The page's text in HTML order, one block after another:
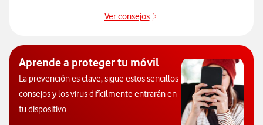
Ver consejos
Aprende a proteger tu móvil
La prevención es clave, sigue estos sencillos
consejos y los virus difícilmente entrarán en
tu dispositivo.